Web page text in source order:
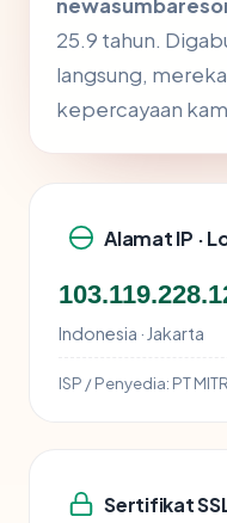
25.9 tahun.
langsung,
kepercayaan
Alamat IP ·
Indonesia · Jakarta
ISP / Penyedia: PT
Sertifikat